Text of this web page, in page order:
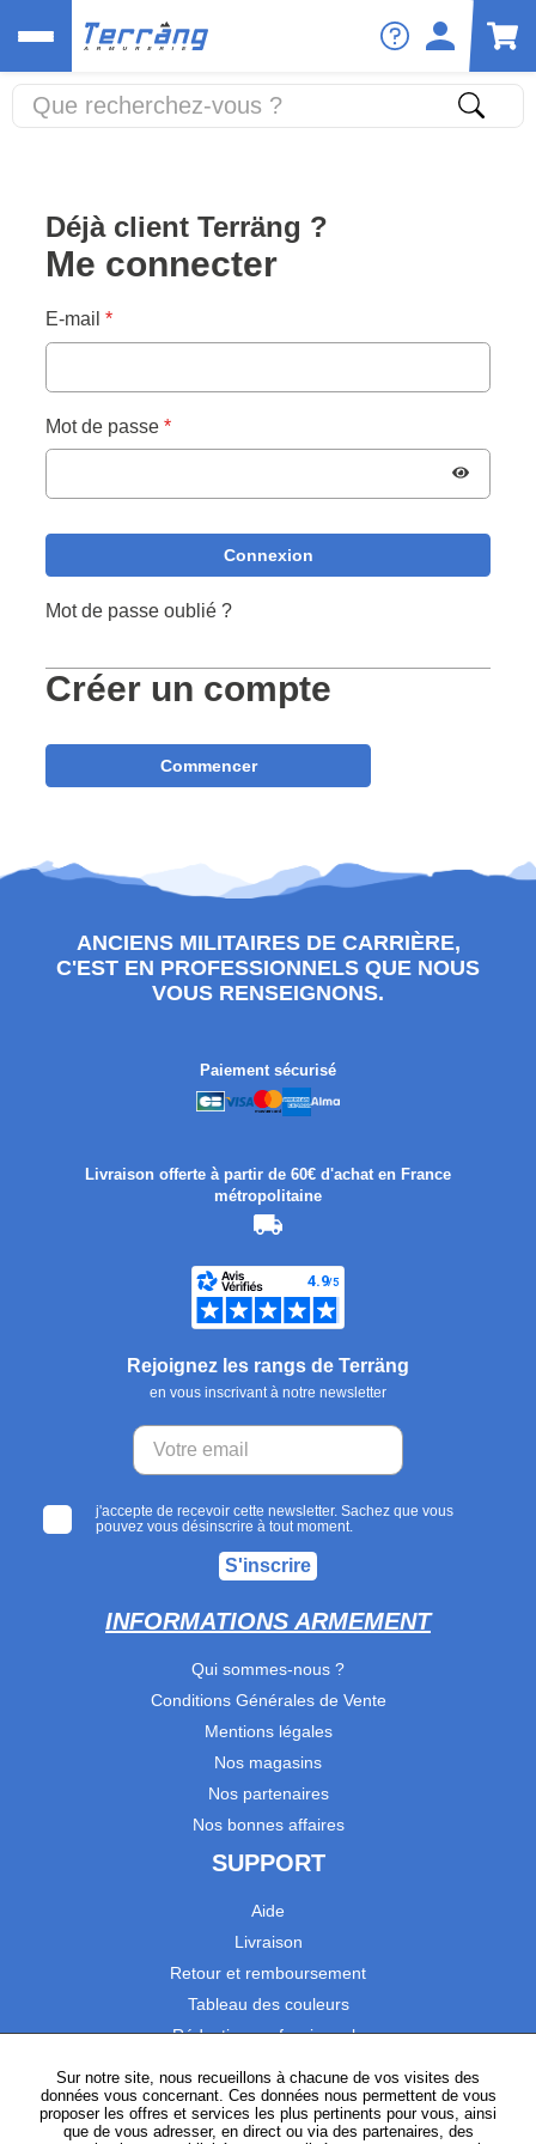
Déjà client Terräng ?
Me connecter
E-mail
Mot de passe
Connexion
Mot de passe oublié ?
Créer un compte
Commencer
ANCIENS MILITAIRES DE CARRIÈRE,
C'EST EN PROFESSIONNELS QUE NOUS
VOUS RENSEIGNONS.
Paiement sécurisé
Livraison offerte à partir de 60€ d'achat en France
métropolitaine
Rejoignez les rangs de Terräng
en vous inscrivant à notre newsletter
j'accepte de recevoir cette newsletter. Sachez que vous
pouvez vous désinscrire à tout moment.
S'inscrire
INFORMATIONS ARMEMENT
Qui sommes-nous ?
Conditions Générales de Vente
Mentions légales
Nos magasins
Nos partenaires
Nos bonnes affaires
SUPPORT
Aide
Livraison
Retour et remboursement
Tableau des couleurs
Réduction professionnels
Satisfaction Clients
Sur notre site, nous recueillons à chacune de vos visites des
données vous concernant. Ces données nous permettent de vous
proposer les offres et services les plus pertinents pour vous, ainsi
que de vous adresser, en direct ou via des partenaires, des